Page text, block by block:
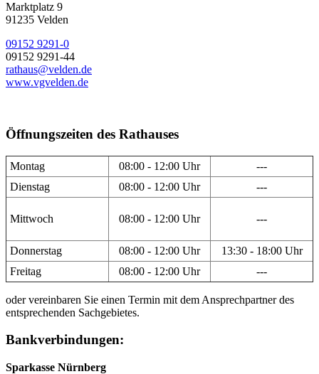
Marktplatz 9
91235 Velden
09152 9291-0
09152 9291-44
rathaus@velden.de
www.vgvelden.de
Öffnungszeiten des Rathauses
Montag 08:00 - 12:00 Uhr
---
Dienstag
08:00 - 12:00 Uhr ---
Mittwoch 08:00 - 12:00 Uhr ---
Donnerstag 08:00 - 12:00 Uhr
13:30 - 18:00 Uhr
Freitag
08:00 - 12:00 Uhr ---
oder vereinbaren Sie einen Termin mit dem Ansprechpartner des
entsprechenden Sachgebietes.
Bankverbindungen:
Sparkasse Nürnberg